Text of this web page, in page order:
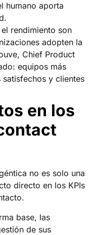
humano aporta
rendimiento son
adopten la
Chief Product
equipos más
y clientes
en los
no es solo una
directo en los KPIs
base, las
de sus